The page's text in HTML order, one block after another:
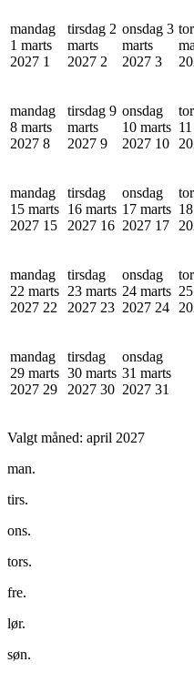
mandag
1 marts
2027 1
tirsdag 2
marts
2027 2
onsdag 3
marts
2027 3
mandag
8 marts
2027 8
tirsdag 9
marts
2027 9
onsdag
10 marts
2027 10
mandag
15 marts
2027 15
tirsdag
16 marts
2027 16
onsdag
17 marts
2027 17
mandag
22 marts
2027 22
tirsdag
23 marts
2027 23
onsdag
24 marts
2027 24
mandag
29 marts
2027 29
tirsdag
30 marts
2027 30
onsdag
31 marts
2027 31
Valgt måned: april 2027
man.
tirs.
ons.
tors.
fre.
lør.
søn.